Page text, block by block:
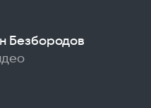
Безбородов